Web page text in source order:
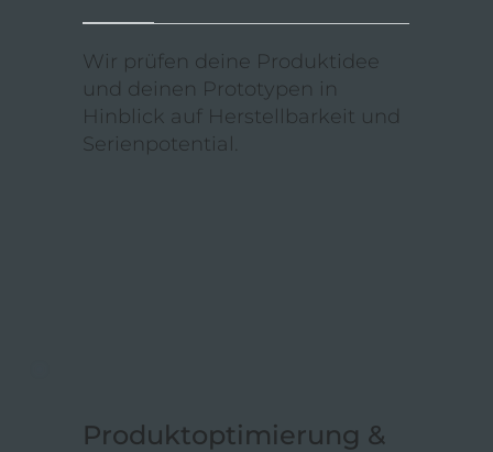
Wir prüfen deine Produktidee
und deinen Prototypen in
Hinblick auf Herstellbarkeit und
Serienpotential.
Produktoptimierung &